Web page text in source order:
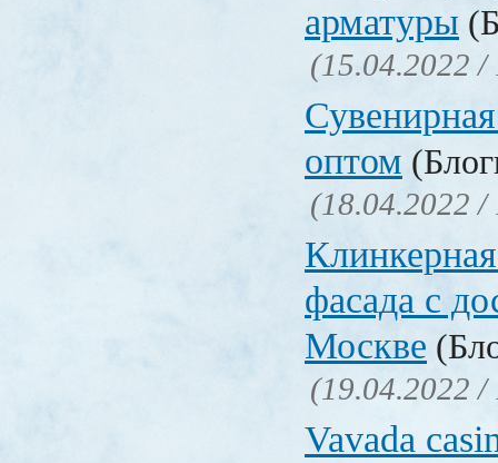
арматуры
(15.04.2022 /
оптом
(18.04.2022 /
фасада с
Москве
(19.04.2022 /
Vavada